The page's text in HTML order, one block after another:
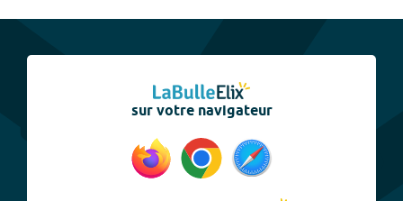
sur votre navigateur